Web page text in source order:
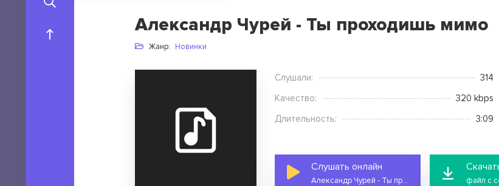
Александр Чурей - Ты проходишь мимо
Жанр: Новинки
Слушали: 314
Качество:
320 kbps
Длительность:
3:09
Слушать онлайн
Александр Чурей - Ты проходишь мимо файл с